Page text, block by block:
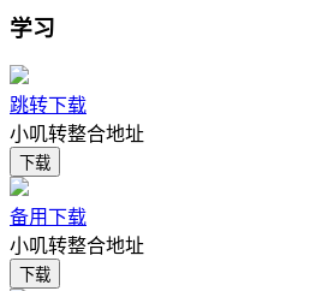
学习
跳转下载
小叽转整合地址
下载
备用下载
小叽转整合地址
下载